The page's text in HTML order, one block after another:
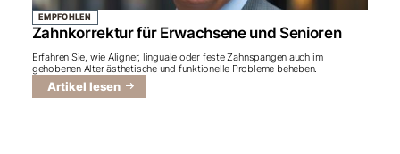
EMPFOHLEN
Zahnkorrektur für Erwachsene und Senioren
Erfahren Sie, wie Aligner, linguale oder feste Zahnspangen auch im
gehobenen Alter ästhetische und funktionelle Probleme beheben.
Artikel lesen